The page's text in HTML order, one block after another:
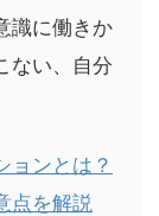
識に働きか
ない、自分
ョンとは？
点を解説